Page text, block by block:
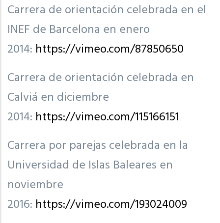
Carrera de orientación celebrada en el
INEF de Barcelona en enero
2014: https://vimeo.com/87850650
Carrera de orientación celebrada en
Calviá en diciembre
2014: https://vimeo.com/115166151
Carrera por parejas celebrada en la
Universidad de Islas Baleares en
noviembre
2016: https://vimeo.com/193024009